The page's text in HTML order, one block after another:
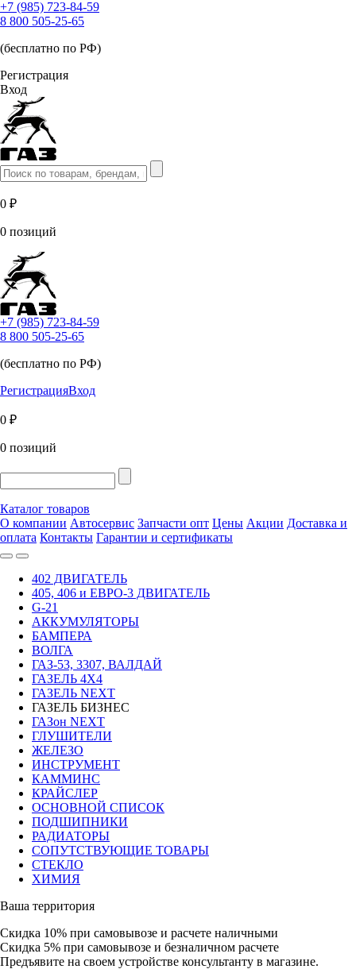
+7 (985) 723-84-59
8 800 505-25-65
(бесплатно по РФ)
Регистрация
Вход
0 ₽
0 позиций
+7 (985) 723-84-59
8 800 505-25-65
(бесплатно по РФ)
РегистрацияВход
0 ₽
0 позиций
Каталог товаров
О компании Автосервис Запчасти опт Цены Акции Доставка и
оплата Контакты Гарантии и сертификаты
402 ДВИГАТЕЛЬ
405, 406 и ЕВРО-3 ДВИГАТЕЛЬ
G-21
АККУМУЛЯТОРЫ
БАМПЕРА
ВОЛГА
ГАЗ-53, 3307, ВАЛДАЙ
ГАЗЕЛЬ 4Х4
ГАЗЕЛЬ NEXT
ГАЗЕЛЬ БИЗНЕС
ГАЗон NEXT
ГЛУШИТЕЛИ
ЖЕЛЕЗО
ИНСТРУМЕНТ
КАММИНС
КРАЙСЛЕР
ОСНОВНОЙ СПИСОК
ПОДШИПНИКИ
РАДИАТОРЫ
СОПУТСТВУЮЩИЕ ТОВАРЫ
СТЕКЛО
ХИМИЯ
Ваша территория
Скидка 10% при самовывозе и расчете наличными
Скидка 5% при самовывозе и безналичном расчете
Предъявите на своем устройстве консультанту в магазине.